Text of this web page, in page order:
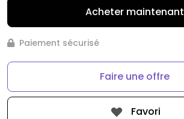
Acheter maintenant
Paiement sécurisé
Faire une offre
Favori